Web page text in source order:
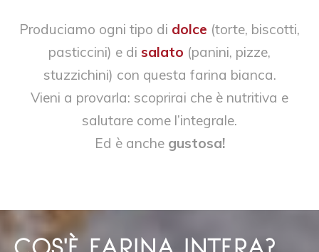
Produciamo ogni tipo di dolce (torte, biscotti,
pasticcini) e di salato (panini, pizze,
stuzzichini) con questa farina bianca.
Vieni a provarla: scoprirai che è nutritiva e
salutare come l’integrale.
Ed è anche gustosa!